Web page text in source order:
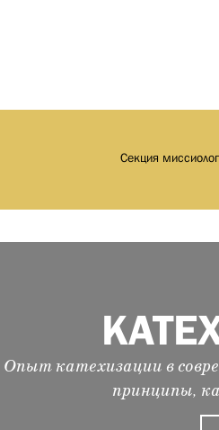
Секция
Опыт катехизации в
принципы,